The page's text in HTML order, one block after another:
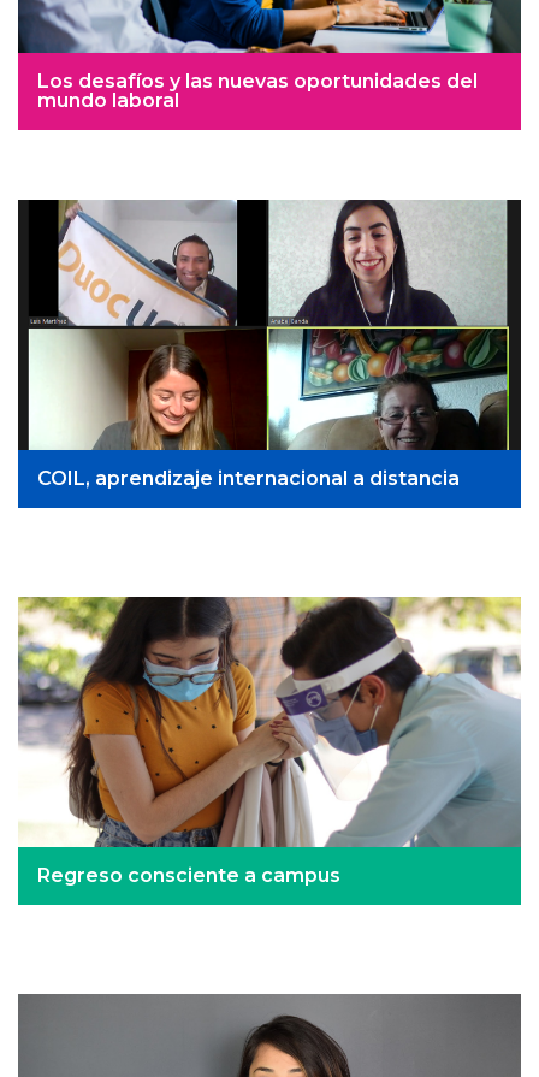
Los desafíos y las nuevas oportunidades del
mundo laboral
COIL, aprendizaje internacional a distancia
Regreso consciente a campus